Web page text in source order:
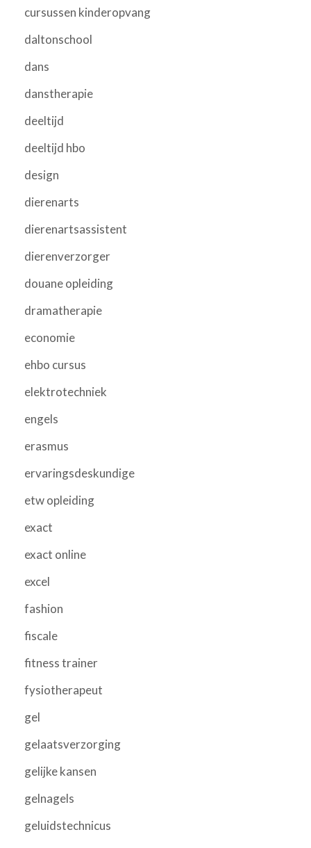
cursussen kinderopvang
daltonschool
dans
danstherapie
deeltijd
deeltijd hbo
design
dierenarts
dierenartsassistent
dierenverzorger
douane opleiding
dramatherapie
economie
ehbo cursus
elektrotechniek
engels
erasmus
ervaringsdeskundige
etw opleiding
exact
exact online
excel
fashion
fiscale
fitness trainer
fysiotherapeut
gel
gelaatsverzorging
gelijke kansen
gelnagels
geluidstechnicus